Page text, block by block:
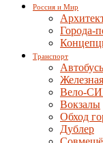
Россия и Мир
Города-
Транспорт
Вело-
Вокзалы
Обход
Дублер